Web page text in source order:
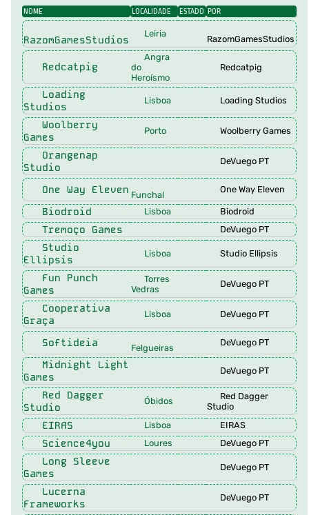
NOME LOCALIDADE ESTADO POR
RazomGamesStudios
Leiria
RazomGamesStudios
Redcatpig
Angra
do
Heroísmo
Redcatpig
Loading
Studios
Lisboa Loading Studios
Woolberry
Games
Porto Woolberry Games
Orangenap
Studio
DeVuego PT
One Way Eleven Funchal
One Way Eleven
Biodroid Lisboa Biodroid
Tremoço Games DeVuego PT
Studio
Ellipsis
Lisboa Studio Ellipsis
Fun Punch
Games
Torres
Vedras
DeVuego PT
Cooperativa
Graça
Lisboa DeVuego PT
Softideia Felgueiras
DeVuego PT
Midnight Light
Games
DeVuego PT
Red Dagger
Studio
Óbidos
Red Dagger
Studio
EIRAS Lisboa EIRAS
Science4you Loures DeVuego PT
Long Sleeve
Games
DeVuego PT
Lucerna
Frameworks
DeVuego PT